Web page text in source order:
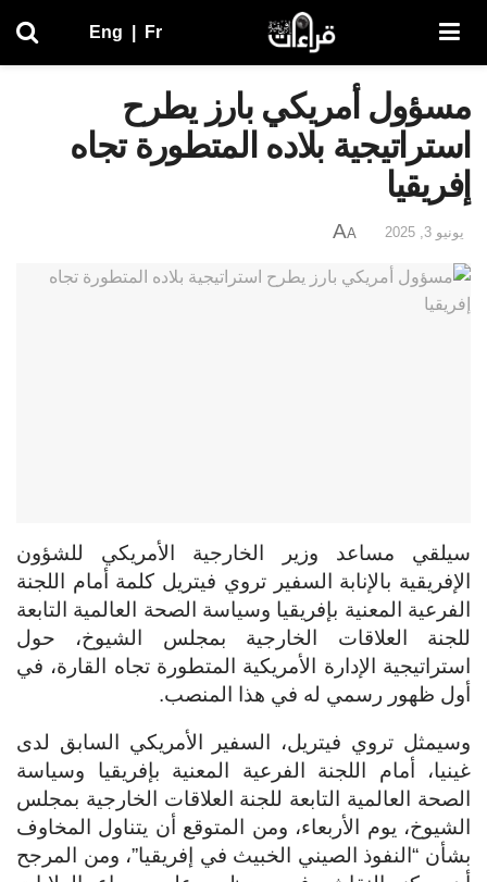
Eng Fr
مسؤول أمريكي بارز يطرح
استراتيجية بلاده المتطورة تجاه
إفريقيا
يونيو 3, 2025 A
A
سيلقي مساعد وزير الخارجية الأمريكي للشؤون
الإفريقية بالإنابة السفير تروي فيتريل كلمة أمام اللجنة
الفرعية المعنية بإفريقيا وسياسة الصحة العالمية التابعة
للجنة العلاقات الخارجية بمجلس الشيوخ، حول
استراتيجية الإدارة الأمريكية المتطورة تجاه القارة، في
أول ظهور رسمي له في هذا المنصب.
وسيمثل تروي فيتريل، السفير الأمريكي السابق لدى
غينيا، أمام اللجنة الفرعية المعنية بإفريقيا وسياسة
الصحة العالمية التابعة للجنة العلاقات الخارجية بمجلس
الشيوخ، يوم الأربعاء، ومن المتوقع أن يتناول المخاوف
بشأن “النفوذ الصيني الخبيث في إفريقيا”، ومن المرجح